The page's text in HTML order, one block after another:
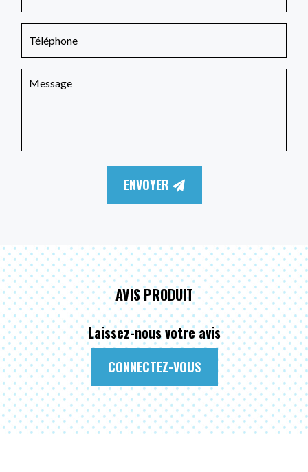
ENVOYER
AVIS PRODUIT
Laissez-nous votre avis
CONNECTEZ-VOUS